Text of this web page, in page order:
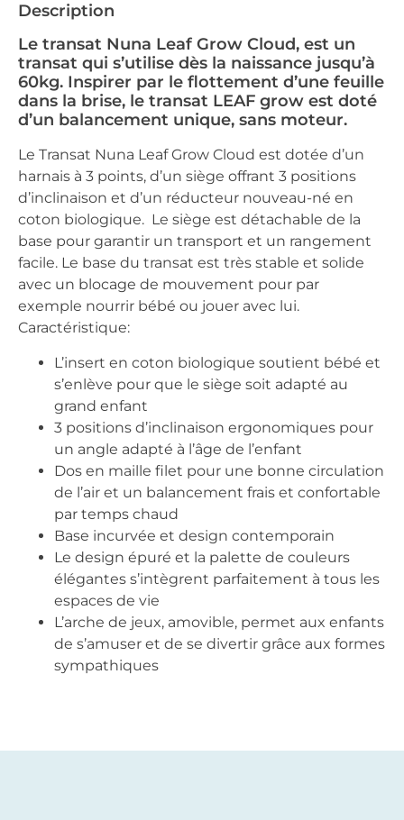
Description
Le transat Nuna Leaf Grow Cloud, est un
transat qui s’utilise dès la naissance jusqu’à
60kg. Inspirer par le flottement d’une feuille
dans la brise, le transat LEAF grow est doté
d’un balancement unique, sans moteur.
Le Transat Nuna Leaf Grow Cloud est dotée d’un
harnais à 3 points, d’un siège offrant 3 positions
d’inclinaison et d’un réducteur nouveau-né en
coton biologique. Le siège est détachable de la
base pour garantir un transport et un rangement
facile. Le base du transat est très stable et solide
avec un blocage de mouvement pour par
exemple nourrir bébé ou jouer avec lui.
Caractéristique:
L’insert en coton biologique soutient bébé et
s’enlève pour que le siège soit adapté au
grand enfant
3 positions d’inclinaison ergonomiques pour
un angle adapté à l’âge de l’enfant
Dos en maille filet pour une bonne circulation
de l’air et un balancement frais et confortable
par temps chaud
Base incurvée et design contemporain
Le design épuré et la palette de couleurs
élégantes s’intègrent parfaitement à tous les
espaces de vie
L’arche de jeux, amovible, permet aux enfants
de s’amuser et de se divertir grâce aux formes
sympathiques